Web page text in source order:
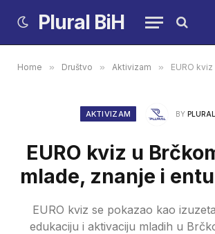
Plural BiH
Home » Društvo » Aktivizam » EURO kviz u Brčkom
AKTIVIZAM BY
EURO kviz u
mlade, znanje i
EURO kviz se pokazao kao
edukaciju i aktivaciju mladih u